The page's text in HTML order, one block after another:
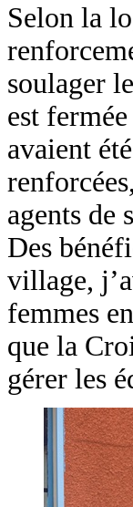
Selon la
soulager
est
avaient
agents de
Des
village,
femmes
que la
gérer les